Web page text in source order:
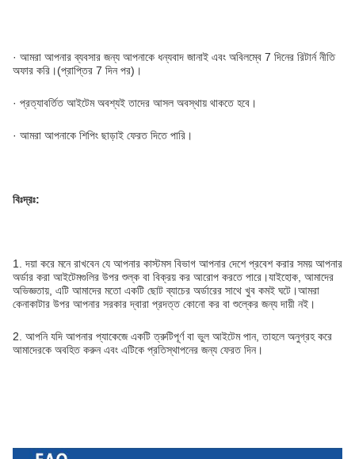
· আমরা আপনার ব্যবসার জন্য আপনাকে ধন্যবাদ জানাই এবং অবিলম্বে 7 দিনের রিটার্ন নীতি
অফার করি।(প্রাপ্তির 7 দিন পর)।
· প্রত্যাবর্তিত আইটেম অবশ্যই তাদের আসল অবস্থায় থাকতে হবে।
· আমরা আপনাকে শিপিং ছাড়াই ফেরত দিতে পারি।
বিঃদ্রঃ:
1. দয়া করে মনে রাখবেন যে আপনার কাস্টমস বিভাগ আপনার দেশে প্রবেশ করার সময় আপনার
অর্ডার করা আইটেমগুলির উপর শুল্ক বা বিক্রয় কর আরোপ করতে পারে।যাইহোক, আমাদের
অভিজ্ঞতায়, এটি আমাদের মতো একটি ছোট ব্যাচের অর্ডারের সাথে খুব কমই ঘটে।আমরা
কেনাকাটার উপর আপনার সরকার দ্বারা প্রদত্ত কোনো কর বা শুল্কের জন্য দায়ী নই।
2. আপনি যদি আপনার প্যাকেজে একটি ত্রুটিপূর্ণ বা ভুল আইটেম পান, তাহলে অনুগ্রহ করে
আমাদেরকে অবহিত করুন এবং এটিকে প্রতিস্থাপনের জন্য ফেরত দিন।